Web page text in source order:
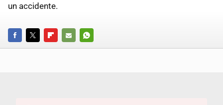
un accidente.
FACEBOOKTWITTERFLIPBOARD
E-
WHATSAPP